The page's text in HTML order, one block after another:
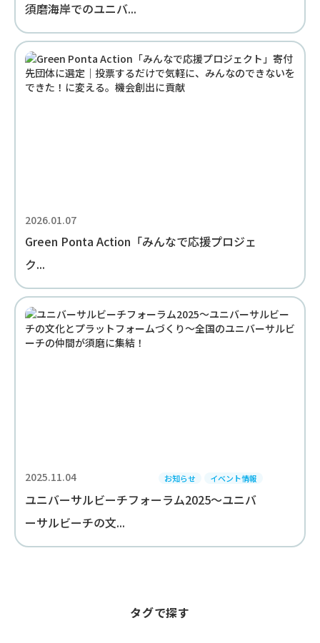
須磨海岸でのユニバ...
2026.01.07
Green Ponta Action「みんなで応援プロジェ
ク...
2025.11.04 お知らせ イベント情報
ユニバーサルビーチフォーラム2025～ユニバ
ーサルビーチの文...
タグで探す